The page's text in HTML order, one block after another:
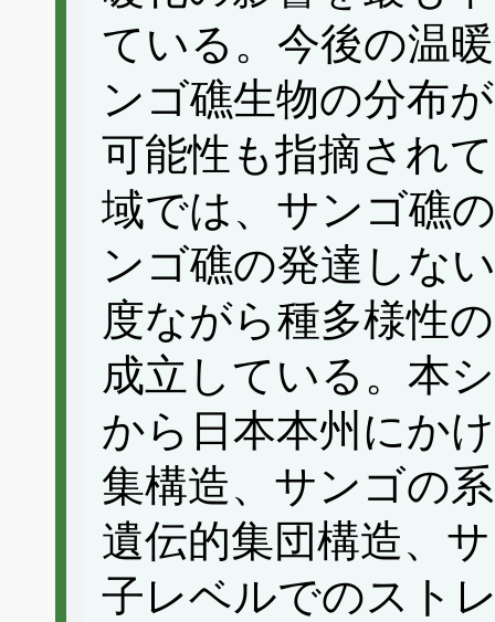
ている。今後の温
ンゴ礁生物の分布
可能性も指摘され
域では、サンゴ礁
ンゴ礁の発達しな
度ながら種多様性
成立している。本
から日本本州にか
集構造、サンゴの
遺伝的集団構造、
子レベルでのスト